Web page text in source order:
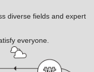
diverse fields and expert
everyone.